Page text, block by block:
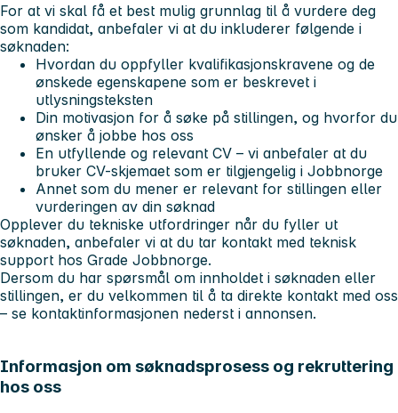
For at vi skal få et best mulig grunnlag til å vurdere deg
som kandidat, anbefaler vi at du inkluderer følgende i
søknaden:
Hvordan du oppfyller kvalifikasjonskravene og de
ønskede egenskapene som er beskrevet i
utlysningsteksten
Din motivasjon for å søke på stillingen, og hvorfor du
ønsker å jobbe hos oss
En utfyllende og relevant CV – vi anbefaler at du
bruker CV-skjemaet som er tilgjengelig i Jobbnorge
Annet som du mener er relevant for stillingen eller
vurderingen av din søknad
Opplever du tekniske utfordringer når du fyller ut
søknaden, anbefaler vi at du tar kontakt med teknisk
support hos Grade Jobbnorge.
Dersom du har spørsmål om innholdet i søknaden eller
stillingen, er du velkommen til å ta direkte kontakt med oss
– se kontaktinformasjonen nederst i annonsen.
Informasjon om søknadsprosess og rekruttering
hos oss